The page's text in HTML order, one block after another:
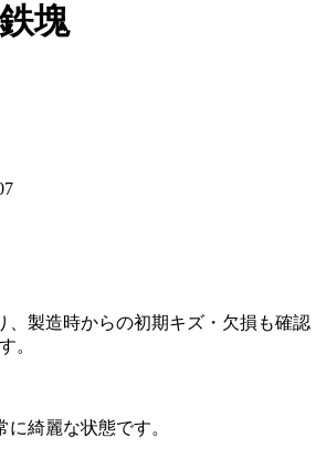
塊
、製造時からの初期キズ・欠損も確認
。
綺麗な状態です。